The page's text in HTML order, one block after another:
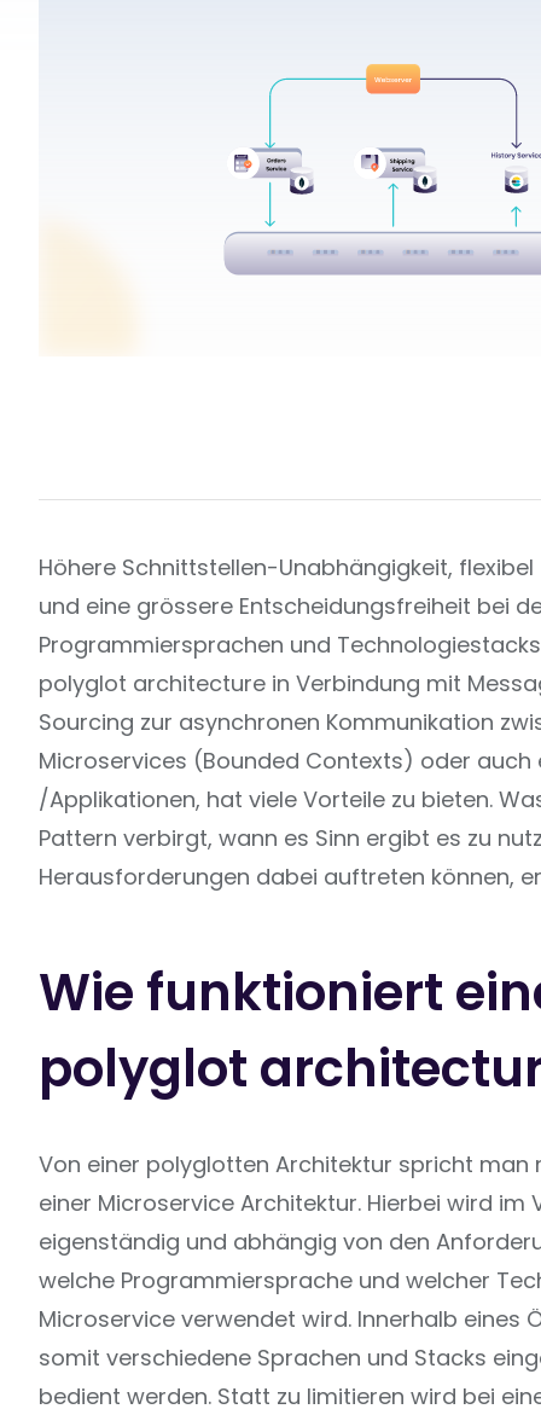
Höhere Schnittstellen-Unabhängigkeit,
und eine grössere Entscheidungsfreiheit bei
Programmiersprachen und
polyglot architecture in Verbindung mit
Sourcing zur asynchronen Kommunikation
Microservices (Bounded Contexts) oder auch
/Applikationen, hat viele Vorteile zu bieten.
Pattern verbirgt, wann es Sinn ergibt es zu
Herausforderungen dabei auftreten können,
Wie funktioniert
polyglot
Von einer polyglotten Architektur spricht man
einer Microservice Architektur. Hierbei wird im
eigenständig und abhängig von den
welche Programmiersprache und welcher
Microservice verwendet wird. Innerhalb eines
somit verschiedene Sprachen und Stacks
bedient werden. Statt zu limitieren wird bei